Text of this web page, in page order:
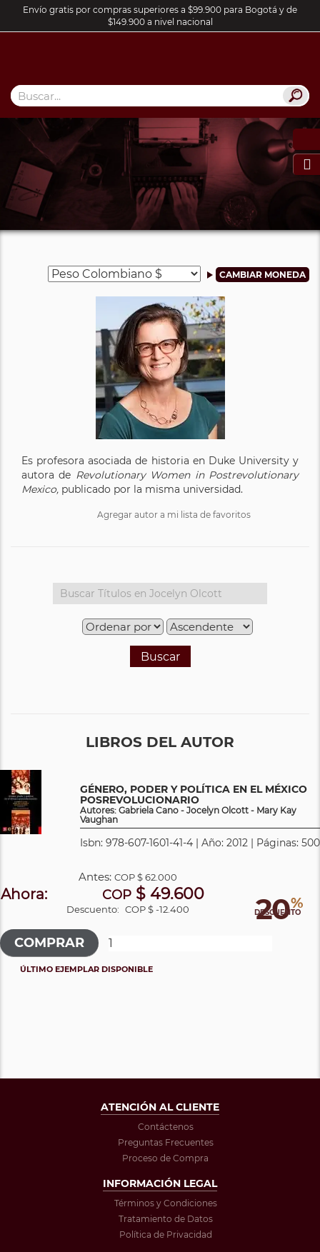
Envío gratis por compras superiores a $99.900 para Bogotá y de
$149.900 a nivel nacional

Es profesora asociada de historia en Duke University y
autora de Revolutionary Women in Postrevolutionary
Mexico, publicado por la misma universidad.
Agregar autor a mi lista de favoritos
Buscar
LIBROS DEL AUTOR
GÉNERO, PODER Y POLÍTICA EN EL MÉXICO
POSREVOLUCIONARIO
Autores: Gabriela Cano - Jocelyn Olcott - Mary Kay
Vaughan
Isbn: 978-607-1601-41-4 | Año: 2012 | Páginas: 500
20%
DESCUENTO
Antes:COP$ 62.000
Ahora: COP$ 49.600
Descuento: COP $ -12.400
ÚLTIMO EJEMPLAR DISPONIBLE
ATENCIÓN AL CLIENTE
Contáctenos
Preguntas Frecuentes
Proceso de Compra
INFORMACIÓN LEGAL
Términos y Condiciones
Tratamiento de Datos
Política de Privacidad